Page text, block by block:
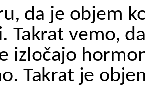
da je objem
Takrat vemo,
izločajo
Takrat je